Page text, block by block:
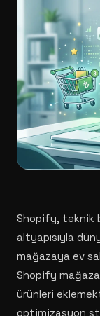
Shopify, teknik
altyapısıyla
mağazaya ev
Shopify
ürünleri
optimizasyon